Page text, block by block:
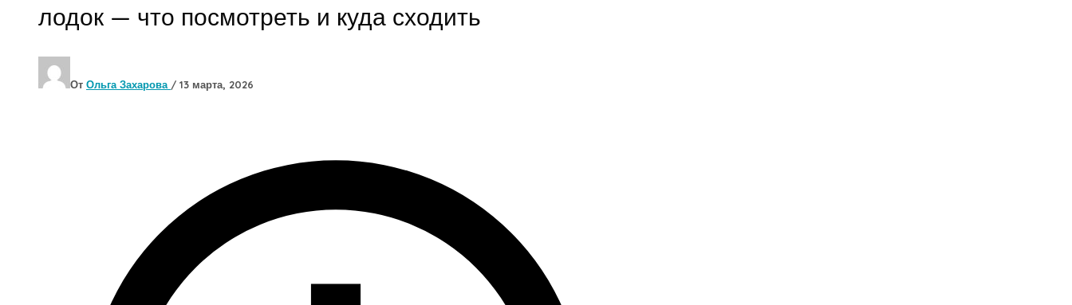
лодок — что посмотреть и куда сходить
От Ольга Захарова / 13 марта, 2026